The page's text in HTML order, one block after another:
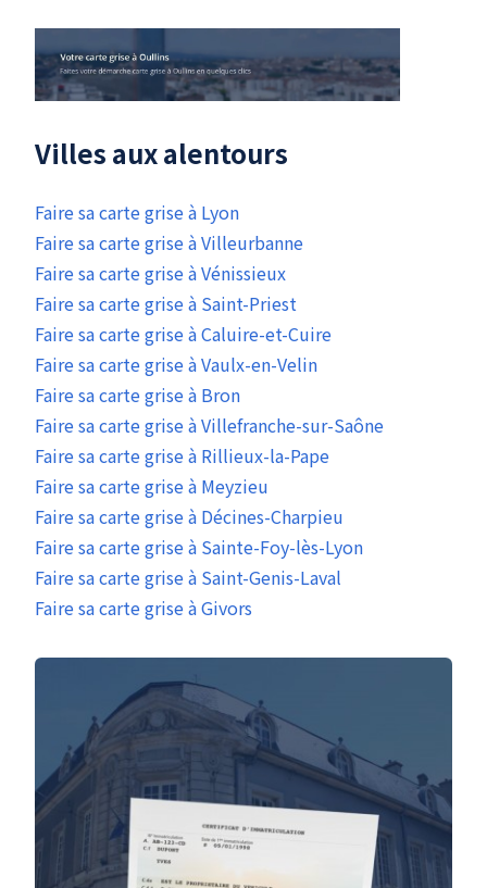
Villes aux alentours
Faire sa carte grise à Lyon
Faire sa carte grise à Villeurbanne
Faire sa carte grise à Vénissieux
Faire sa carte grise à Saint-Priest
Faire sa carte grise à Caluire-et-Cuire
Faire sa carte grise à Vaulx-en-Velin
Faire sa carte grise à Bron
Faire sa carte grise à Villefranche-sur-Saône
Faire sa carte grise à Rillieux-la-Pape
Faire sa carte grise à Meyzieu
Faire sa carte grise à Décines-Charpieu
Faire sa carte grise à Sainte-Foy-lès-Lyon
Faire sa carte grise à Saint-Genis-Laval
Faire sa carte grise à Givors